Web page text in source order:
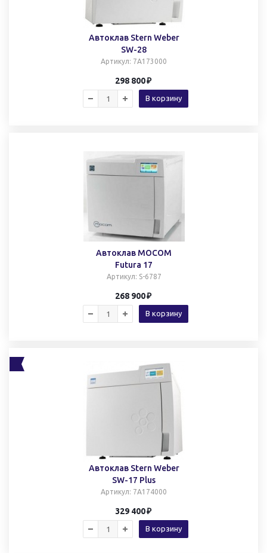
Автоклав Stern Weber
SW-28
Артикул: 7A173000
298 800
В корзину
Автоклав MOCOM
Futura 17
Артикул: S-6787
268 900
В корзину
Автоклав Stern Weber
SW-17 Plus
Артикул: 7A174000
329 400
В корзину